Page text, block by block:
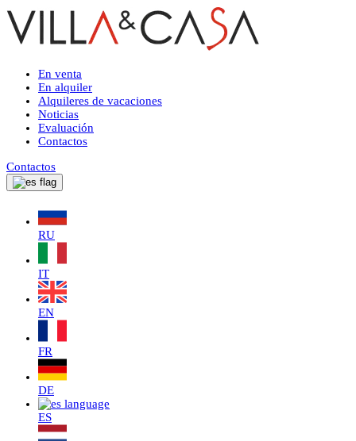
En venta
En alquiler
Alquileres de vacaciones
Noticias
Evaluación
Contactos
Contactos
RU
IT
EN
FR
DE
ES